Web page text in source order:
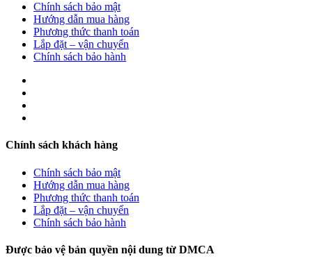
Chính sách bảo mật
Hướng dẫn mua hàng
Phương thức thanh toán
Lắp đặt – vận chuyển
Chính sách bảo hành
Chính sách khách hàng
Chính sách bảo mật
Hướng dẫn mua hàng
Phương thức thanh toán
Lắp đặt – vận chuyển
Chính sách bảo hành
Được bảo vệ bản quyền nội dung từ DMCA